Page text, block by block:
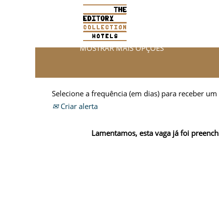
PESQUISA POR PALAVRA-CHAVE
MOSTRAR MAIS OPÇÕES
Selecione a frequência (em dias) para receber um
Criar alerta
Lamentamos, esta vaga já foi